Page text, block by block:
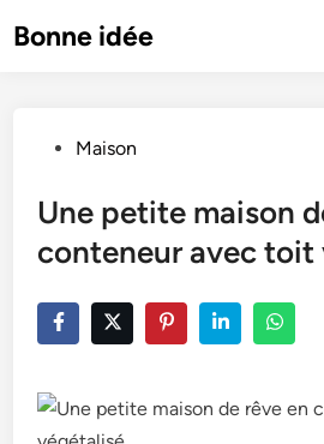
toBonne idée
PostedMaison
Une petite maison
conteneur avec toit